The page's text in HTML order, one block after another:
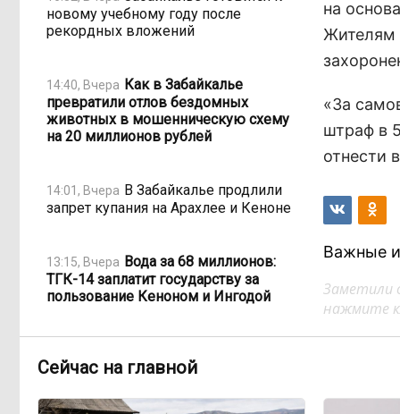
новому учебному году после
рекордных вложений
14:40, Вчера Как в Забайкалье
превратили отлов бездомных
животных в мошенническую схему
на 20 миллионов рублей
14:01, Вчера В Забайкалье продлили
запрет купания на Арахлее и Кеноне
13:15, Вчера Вода за 68 миллионов:
ТГК-14 заплатит государству за
пользование Кеноном и Ингодой
сих пор не готов, работает почти три
на
Жителям
«За
штраф в
отнести
Важные
Заметили
нажмите
Сейчас на главной